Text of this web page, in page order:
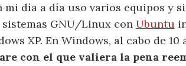
mi día a día uso varios equipos y
GNU/Linux con Ubuntu
XP. En Windows, al cabo de 10
con el que valiera la pena